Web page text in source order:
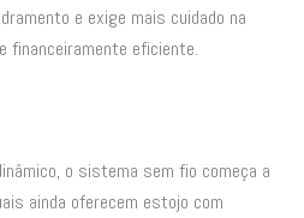
e exige mais cuidado na
financeiramente eficiente.
o sistema sem fio começa a
ainda oferecem estojo com